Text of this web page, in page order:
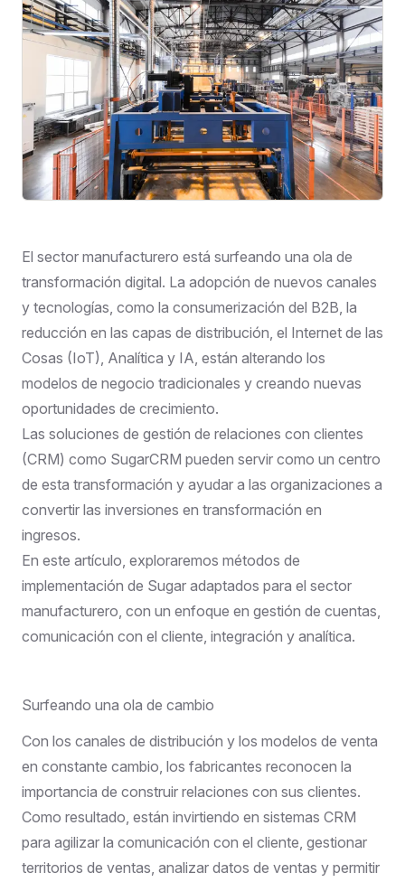
El sector manufacturero está surfeando una ola de
transformación digital. La adopción de nuevos canales
y tecnologías, como la consumerización del B2B, la
reducción en las capas de distribución, el Internet de las
Cosas (IoT), Analítica y IA, están alterando los
modelos de negocio tradicionales y creando nuevas
oportunidades de crecimiento.
Las soluciones de gestión de relaciones con clientes
(CRM) como SugarCRM pueden servir como un centro
de esta transformación y ayudar a las organizaciones a
convertir las inversiones en transformación en
ingresos.
En este artículo, exploraremos métodos de
implementación de Sugar adaptados para el sector
manufacturero, con un enfoque en gestión de cuentas,
comunicación con el cliente, integración y analítica.
Surfeando una ola de cambio
Con los canales de distribución y los modelos de venta
en constante cambio, los fabricantes reconocen la
importancia de construir relaciones con sus clientes.
Como resultado, están invirtiendo en sistemas CRM
para agilizar la comunicación con el cliente, gestionar
territorios de ventas, analizar datos de ventas y permitir